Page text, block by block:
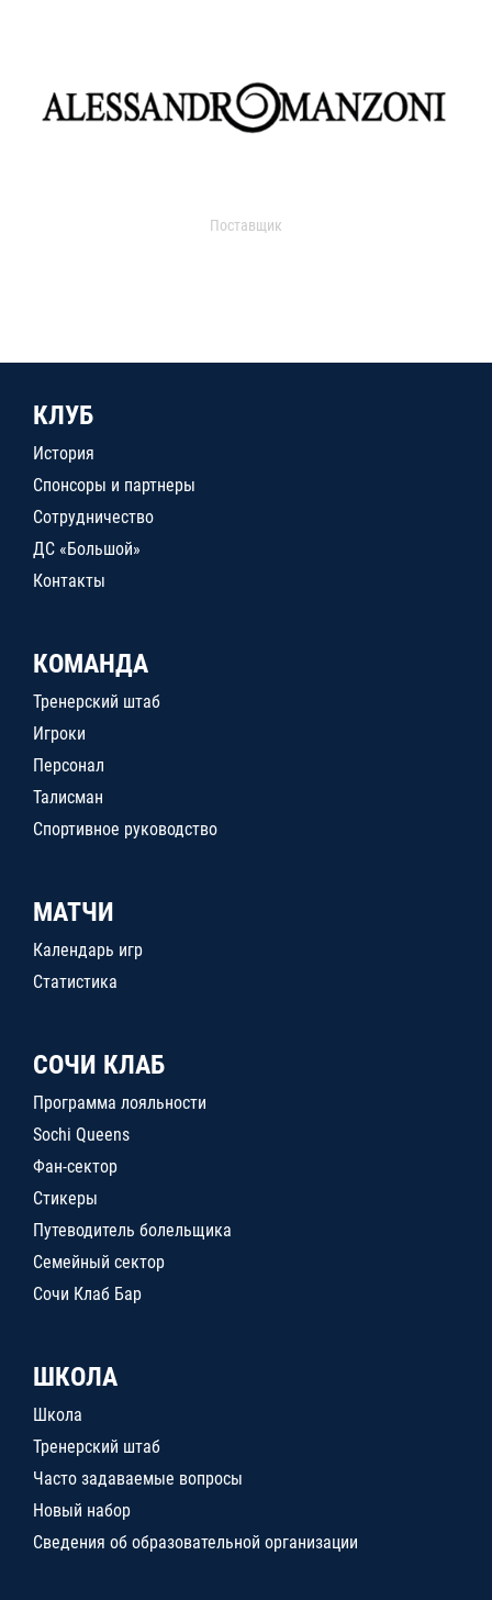
Поставщик
КЛУБ
История
Спонсоры и партнеры
Сотрудничество
ДС «Большой»
Контакты
КОМАНДА
Тренерский штаб
Игроки
Персонал
Талисман
Спортивное руководство
МАТЧИ
Календарь игр
Статистика
СОЧИ КЛАБ
Программа лояльности
Sochi Queens
Фан-сектор
Стикеры
Путеводитель болельщика
Семейный сектор
Сочи Клаб Бар
ШКОЛА
Школа
Тренерский штаб
Часто задаваемые вопросы
Новый набор
Сведения об образовательной организации